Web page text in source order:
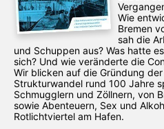
Wie
Bremen
sah die
und Schuppen aus? Was hatte
sich? Und wie veränderte die
Wir blicken auf die Gründung
Strukturwandel rund 100 Jahre
Schmugglern und Zöllnern, von
sowie Abenteuern, Sex und
Rotlichtviertel am Hafen.